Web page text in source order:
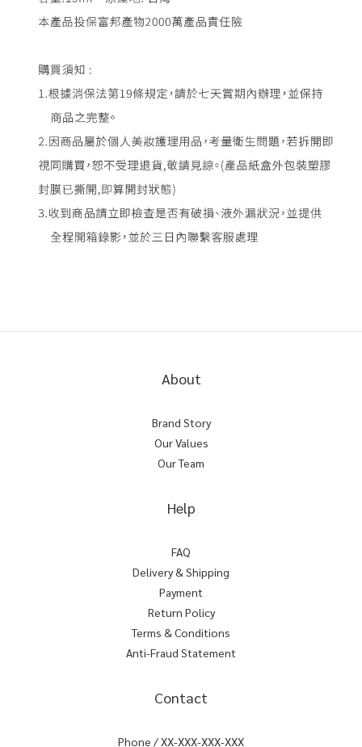
About
Brand Story
Our Values
Our Team
Help
FAQ
Delivery & Shipping
Payment
Return Policy
Terms & Conditions
Anti-Fraud Statement
Contact
Phone / XX-XXX-XXX-XXX